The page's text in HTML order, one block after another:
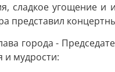
сладкое угощение
представил
города -
и мудрости: